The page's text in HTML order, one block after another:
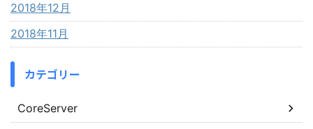
2018年12月
2018年11月
カテゴリー
CoreServer